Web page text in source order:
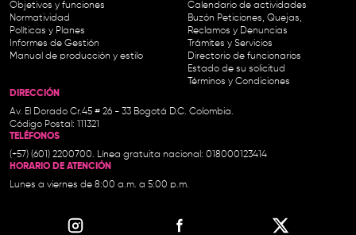
Objetivos y funciones
Normatividad
Políticas y Planes
Informes de Gestión
Manual de producción y estilo
Calendario de actividades
Buzón Peticiones, Quejas,
Reclamos y Denuncias
Trámites y Servicios
Directorio de funcionarios
Estado de su solicitud
Términos y Condiciones
DIRECCIÓN
Av. El Dorado Cr.45 # 26 - 33 Bogotá D.C. Colombia.
Código Postal: 111321
TELÉFONOS
(+57) (601) 2200700. Línea gratuita nacional: 018000123414
HORARIO DE ATENCIÓN
Lunes a viernes de 8:00 a.m. a 5:00 p.m.